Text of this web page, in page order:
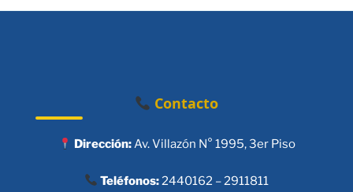
Contacto
Dirección:Av. Villazón N° 1995, 3er Piso
Teléfonos:2440162 – 2911811